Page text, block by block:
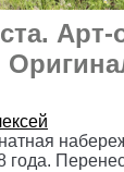
. Арт-
года.